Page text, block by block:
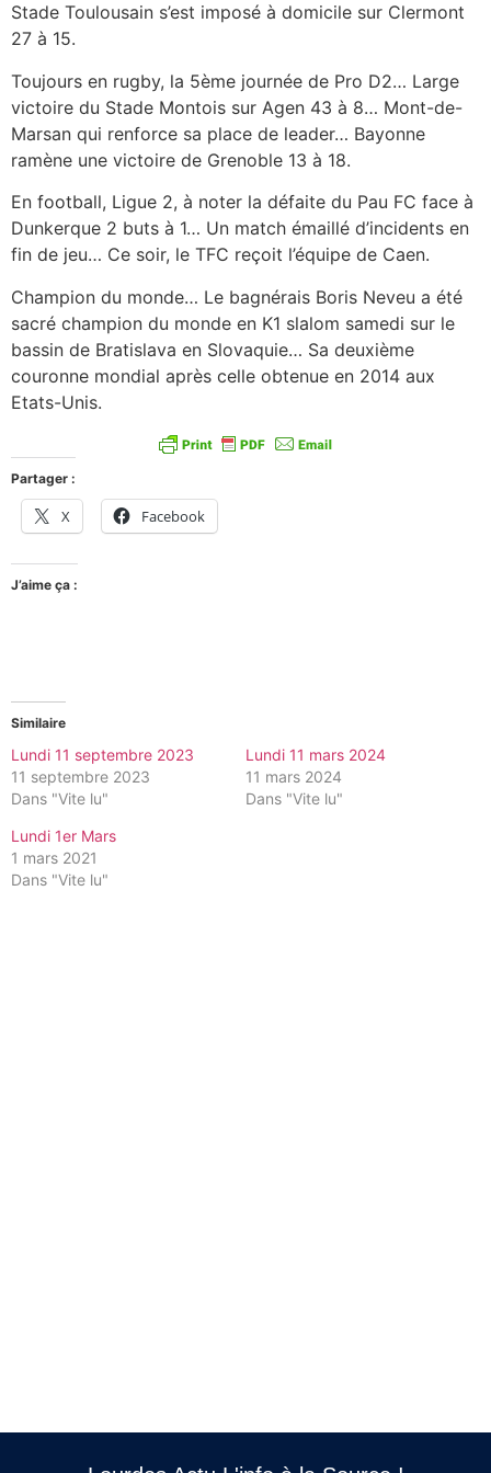
Stade Toulousain s’est imposé à domicile sur Clermont
27 à 15.
Toujours en rugby, la 5ème journée de Pro D2… Large
victoire du Stade Montois sur Agen 43 à 8… Mont-de-
Marsan qui renforce sa place de leader… Bayonne
ramène une victoire de Grenoble 13 à 18.
En football, Ligue 2, à noter la défaite du Pau FC face à
Dunkerque 2 buts à 1… Un match émaillé d’incidents en
fin de jeu… Ce soir, le TFC reçoit l’équipe de Caen.
Champion du monde… Le bagnérais Boris Neveu a été
sacré champion du monde en K1 slalom samedi sur le
bassin de Bratislava en Slovaquie… Sa deuxième
couronne mondial après celle obtenue en 2014 aux
Etats-Unis.
Partager :
X Facebook
J’aime ça :
Similaire
Lundi 11 septembre 2023
11 septembre 2023
Dans "Vite lu"
Lundi 11 mars 2024
11 mars 2024
Dans "Vite lu"
Lundi 1er Mars
1 mars 2021
Dans "Vite lu"